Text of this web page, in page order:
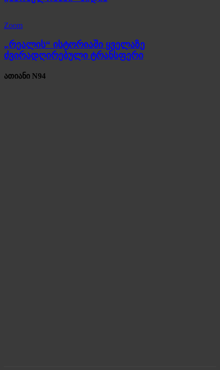
Zoom
„რეალის“ ისტორიაში ყველაზე
ძვირადღირებული ტრანსფერი
ათიანი N94